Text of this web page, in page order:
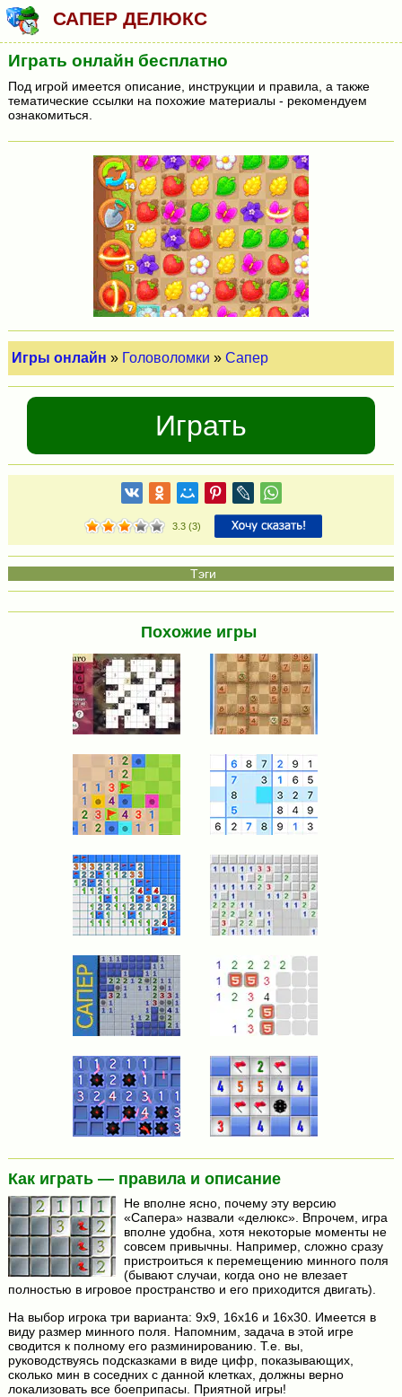
САПЕР ДЕЛЮКС
Играть онлайн бесплатно
Под игрой имеется описание, инструкции и правила, а также
тематические ссылки на похожие материалы - рекомендуем
ознакомиться.
Игры онлайн » Головоломки »Сапер
Играть
3.3(3)
Похожие игры
Как играть — правила и описание
Не вполне ясно, почему эту версию
«Сапера» назвали «делюкс». Впрочем, игра
вполне удобна, хотя некоторые моменты не
совсем привычны. Например, сложно сразу
пристроиться к перемещению минного поля
(бывают случаи, когда оно не влезает
полностью в игровое пространство и его приходится двигать).
На выбор игрока три варианта: 9х9, 16х16 и 16х30. Имеется в
виду размер минного поля. Напомним, задача в этой игре
сводится к полному его разминированию. Т.е. вы,
руководствуясь подсказками в виде цифр, показывающих,
сколько мин в соседних с данной клетках, должны верно
локализовать все боеприпасы. Приятной игры!